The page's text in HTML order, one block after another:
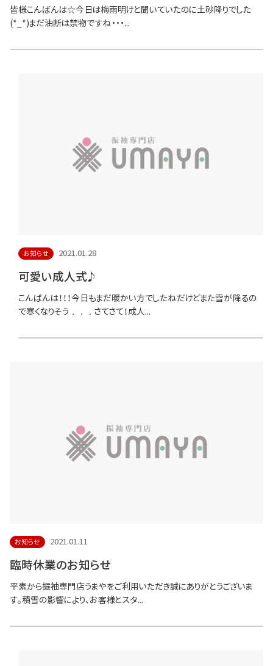
皆様こんばんは☆今日は梅雨明けと聞いていたのに土砂降りでした
(*_*)まだ油断は禁物ですね・・・...
お知らせ 2021.01.28
可愛い成人式♪
こんばんは！！！今日もまだ暖かい方でしたねだけどまた雪が降るの
で寒くなりそう．．．さてさて！成人...
お知らせ 2021.01.11
臨時休業のお知らせ
平素から振袖専門店うまやをご利用いただき誠にありがとうございま
す。積雪の影響により、お客様とスタ...